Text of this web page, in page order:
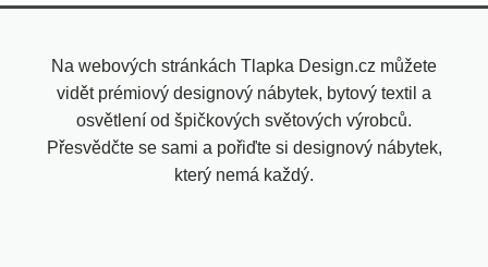
Na webových stránkách Tlapka Design.cz můžete
vidět prémiový designový nábytek, bytový textil a
osvětlení od špičkových světových výrobců.
Přesvědčte se sami a pořiďte si designový nábytek,
který nemá každý.